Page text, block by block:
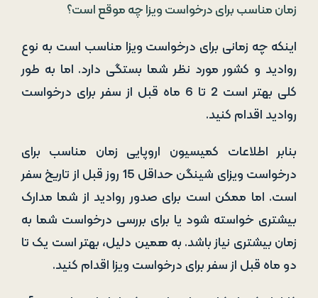
زمان مناسب برای درخواست ویزا چه موقع است؟
اینکه چه زمانی برای درخواست ویزا مناسب است به نوع
روادید و کشور مورد نظر شما بستگی دارد. اما به طور
کلی بهتر است 2 تا 6 ماه قبل از سفر برای درخواست
روادید اقدام کنید.
بنابر اطلاعات کمیسیون اروپایی زمان مناسب برای
درخواست ویزای شینگن حداقل 15 روز قبل از تاریخ سفر
است. اما ممکن است برای صدور روادید از شما مدارک
بیشتری خواسته شود یا برای بررسی درخواست شما به
زمان بیشتری نیاز باشد. به همین دلیل، بهتر است یک تا
دو ماه قبل از سفر برای درخواست ویزا اقدام کنید.